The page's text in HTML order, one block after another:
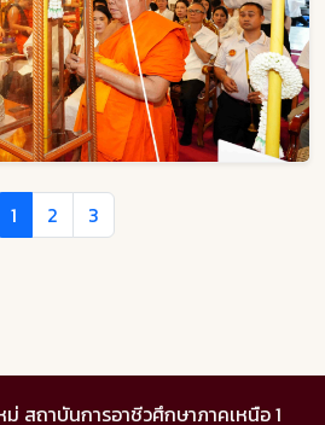
1 2 3
สถาบันการอาชีวศึกษาภาคเหนือ 1